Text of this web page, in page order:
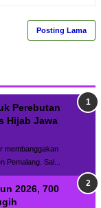
Posting Lama
Perebutan
Hijab Jawa
membanggakan
Pemalang. Sal...
2026, 700